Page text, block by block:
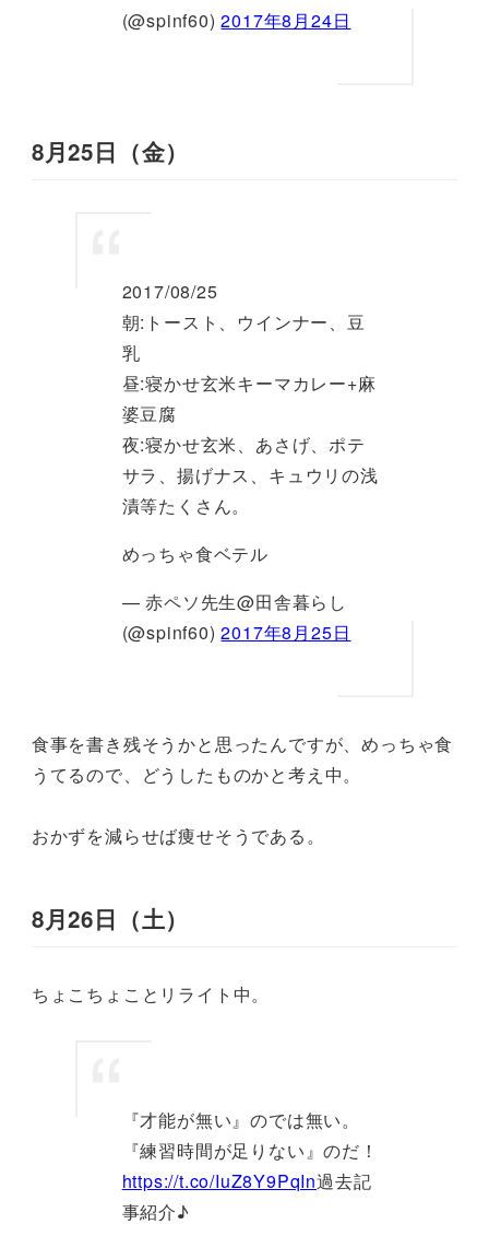
(@spinf60)2017年8月24日
8月25日（金）
2017/08/25
朝:トースト、ウインナー、豆
乳
昼:寝かせ玄米キーマカレー+麻
婆豆腐
夜:寝かせ玄米、あさげ、ポテ
サラ、揚げナス、キュウリの浅
漬等たくさん。
めっちゃ食ベテル
— 赤ペソ先生@田舎暮らし
(@spinf60)2017年8月25日
食事を書き残そうかと思ったんですが、めっちゃ食
うてるので、どうしたものかと考え中。
おかずを減らせば痩せそうである。
8月26日（土）
ちょこちょことリライト中。
『才能が無い』のでは無い。
『練習時間が足りない』のだ！
https://t.co/IuZ8Y9PqIn過去記
事紹介♪